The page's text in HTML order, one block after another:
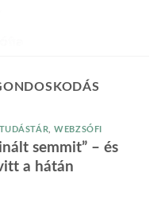
,WEBZSÓFI
semmit” – és
a hátán